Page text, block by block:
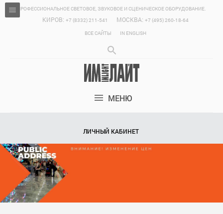
ПРОФЕССИОНАЛЬНОЕ СВЕТОВОЕ, ЗВУКОВОЕ И СЦЕНИЧЕСКОЕ ОБОРУДОВАНИЕ.
КИРОВ: +7 (8332) 211-541 МОСКВА: +7 (495) 260-18-64
ВСЕ САЙТЫ
IN ENGLISH
МЕНЮ
ЛИЧНЫЙ КАБИНЕТ